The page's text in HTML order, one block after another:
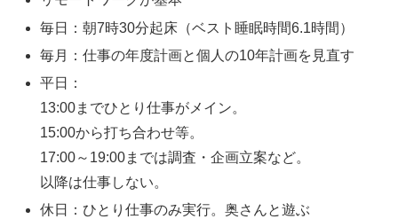
毎日：朝7時30分起床（ベスト睡眠時間6.1時間）
毎月：仕事の年度計画と個人の10年計画を見直す
平日：
13:00までひとり仕事がメイン。
15:00から打ち合わせ等。
17:00～19:00までは調査・企画立案など。
以降は仕事しない。
休日：ひとり仕事のみ実行。奥さんと遊ぶ